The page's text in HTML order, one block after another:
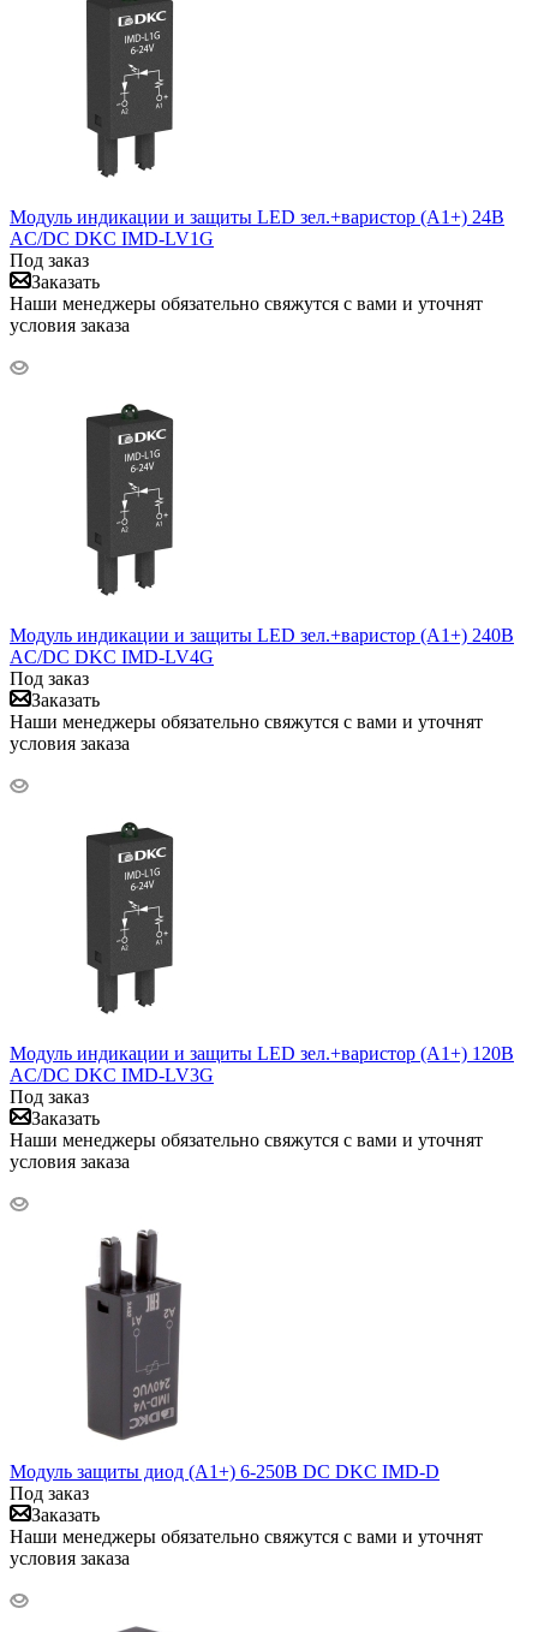
Модуль индикации и защиты LED зел.+варистор (A1+) 24В
AC/DC DKC IMD-LV1G
Под заказ
Заказать
Наши менеджеры обязательно свяжутся с вами и уточнят
условия заказа
Модуль индикации и защиты LED зел.+варистор (A1+) 240В
AC/DC DKC IMD-LV4G
Под заказ
Заказать
Наши менеджеры обязательно свяжутся с вами и уточнят
условия заказа
Модуль индикации и защиты LED зел.+варистор (A1+) 120В
AC/DC DKC IMD-LV3G
Под заказ
Заказать
Наши менеджеры обязательно свяжутся с вами и уточнят
условия заказа
Модуль защиты диод (A1+) 6-250В DC DKC IMD-D
Под заказ
Заказать
Наши менеджеры обязательно свяжутся с вами и уточнят
условия заказа